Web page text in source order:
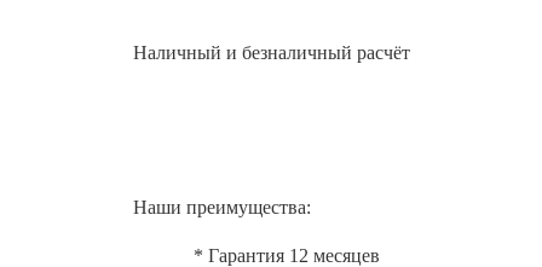
Наличный и безналичный расчёт
Наши преимущества:
* Гарантия 12 месяцев